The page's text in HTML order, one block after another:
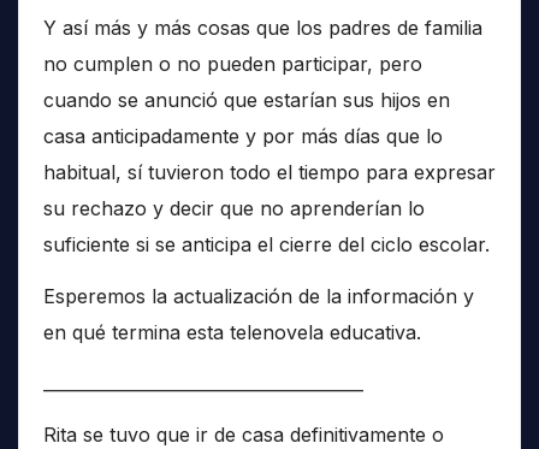
Y así más y más cosas que los padres de familia
no cumplen o no pueden participar, pero
cuando se anunció que estarían sus hijos en
casa anticipadamente y por más días que lo
habitual, sí tuvieron todo el tiempo para expresar
su rechazo y decir que no aprenderían lo
suficiente si se anticipa el cierre del ciclo escolar.
Esperemos la actualización de la información y
en qué termina esta telenovela educativa.
Rita se tuvo que ir de casa definitivamente o